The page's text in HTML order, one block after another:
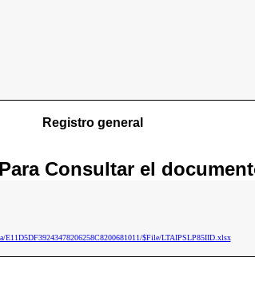
Registro general
Para Consultarel
E11D5DF39243478206258C8200681011/$File/LTAIPSLP85IID.xlsx